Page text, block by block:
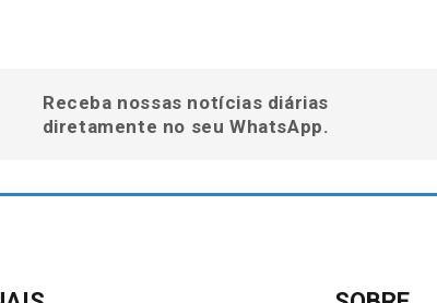
Receba nossas notícias diárias
diretamente no seu WhatsApp.